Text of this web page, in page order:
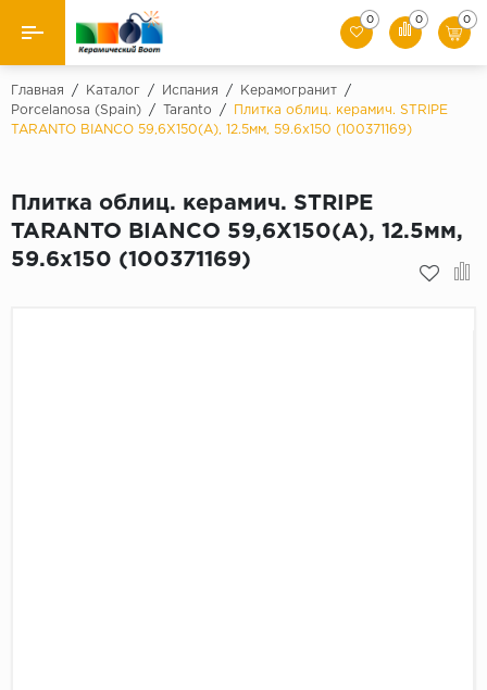
Назад
Производители
Керамогранит
0 0 0
Главная / Каталог / Испания / Керамогранит
/
Porcelanosa (Spain)
/ Taranto /
Плитка облиц. керамич. STRIPE
TARANTO BIANCO 59,6X150(A), 12.5мм, 59.6x150 (100371169)
Плитка облиц. керамич. STRIPE
TARANTO BIANCO 59,6X150(A), 12.5мм,
59.6x150 (100371169)